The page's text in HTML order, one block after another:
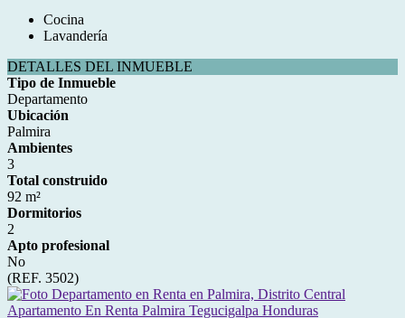
Cocina
Lavandería
DETALLES DEL INMUEBLE
Tipo de Inmueble
Departamento
Ubicación
Palmira
Ambientes
3
Total construido
92 m²
Dormitorios
2
Apto profesional
No
(REF. 3502)